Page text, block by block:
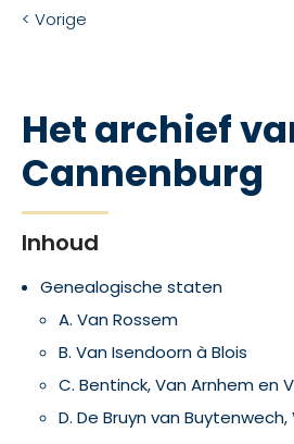
< Vorige
Het archief
Cannenburg
Inhoud
Genealogische staten
A. Van Rossem
B. Van Isendoorn à Blois
C. Bentinck, Van Arnhem en
D. De Bruyn van